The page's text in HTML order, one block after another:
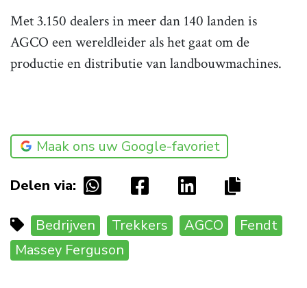
Met 3.150 dealers in meer dan 140 landen is
AGCO een wereldleider als het gaat om de
productie en distributie van landbouwmachines.
Maak ons uw Google-favoriet
Delen via:
Bedrijven Trekkers AGCO
Fendt
Massey Ferguson